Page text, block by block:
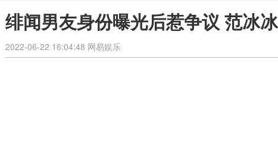
绯闻男友身份曝光后惹争议 范冰
2022-06-22 16:04:48 网易娱乐